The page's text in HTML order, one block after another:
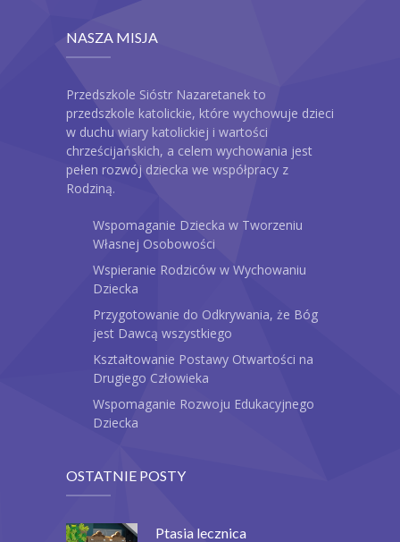
NASZA MISJA
Przedszkole Sióstr Nazaretanek to
przedszkole katolickie, które wychowuje dzieci
w duchu wiary katolickiej i wartości
chrześcijańskich, a celem wychowania jest
pełen rozwój dziecka we współpracy z
Rodziną.
Wspomaganie Dziecka w Tworzeniu
Własnej Osobowości
Wspieranie Rodziców w Wychowaniu
Dziecka
Przygotowanie do Odkrywania, że Bóg
jest Dawcą wszystkiego
Kształtowanie Postawy Otwartości na
Drugiego Człowieka
Wspomaganie Rozwoju Edukacyjnego
Dziecka
OSTATNIE POSTY
Ptasia lecznica